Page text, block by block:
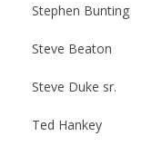
Stephen Bunting
Steve Beaton
Steve Duke sr.
Ted Hankey